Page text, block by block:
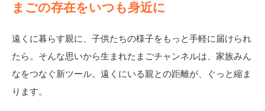
まごの存在をいつも身近に
遠くに暮らす親に、子供たちの様子をもっと手軽に届けられ
たら。そんな思いから生まれたまごチャンネルは、家族みん
なをつなぐ新ツール。遠くにいる親との距離が、ぐっと縮ま
ります。